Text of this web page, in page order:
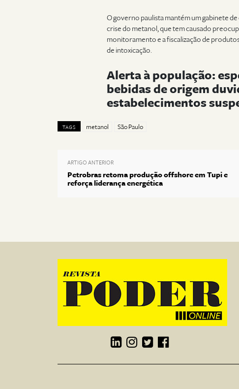
O governo paulista mantém um gabinete
crise do metanol, que tem causado
monitoramento e a fiscalização de
de intoxicação.
Alerta à população:
bebidas de origem
estabelecimentos
TAGS metanol São Paulo
ARTIGO ANTERIOR
Petrobras retoma produção offshore em Tupi e
reforça liderança energética